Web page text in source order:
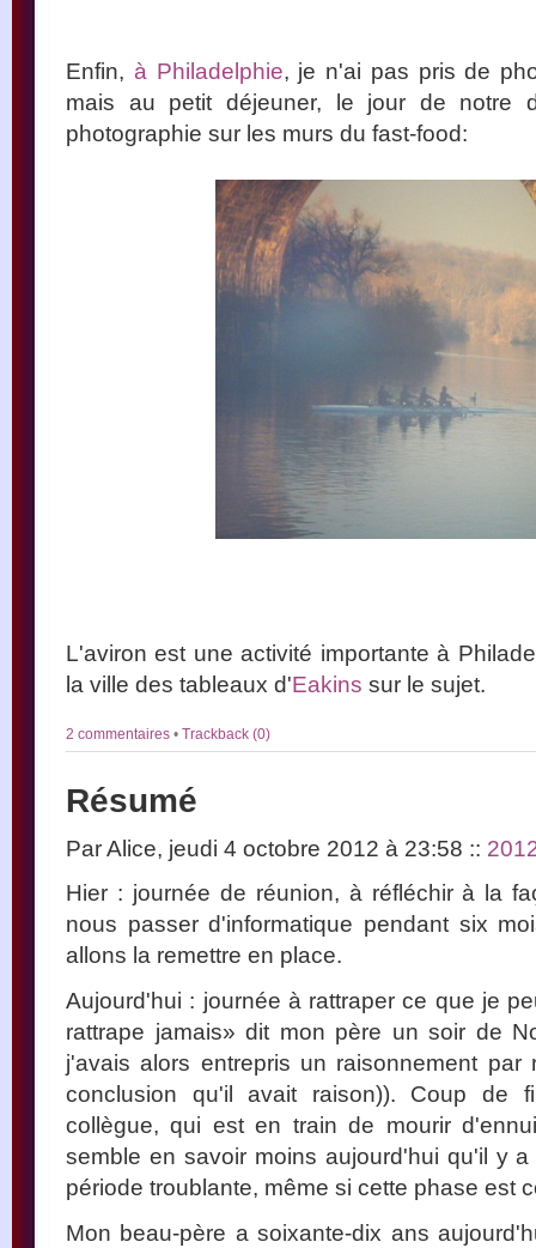
Enfin, à Philadelphie, je n'ai pas pris de
mais au petit déjeuner, le jour de notre
photographie sur les murs du fast-food:
L'aviron est une activité importante à
la ville des tableaux d'Eakins sur le sujet.
2 commentaires • Trackback (0)
Résumé
Par Alice, jeudi 4 octobre 2012 à 23:58 ::
Hier : journée de réunion, à réfléchir à la
nous passer d'informatique pendant six
allons la remettre en place.
Aujourd'hui : journée à rattraper ce que je
rattrape jamais» dit mon père un soir de
j'avais alors entrepris un raisonnement
conclusion qu'il avait raison)). Coup de
collègue, qui est en train de mourir
semble en savoir moins aujourd'hui qu'il y
période troublante, même si cette phase est
Mon beau-père a soixante-dix ans